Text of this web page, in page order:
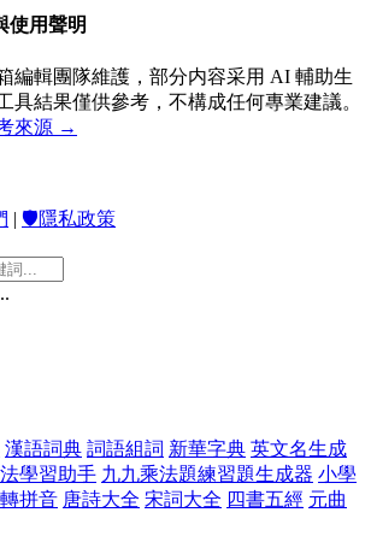
使用聲明
編輯團隊維護，部分内容采用 AI 輔助生
具結果僅供參考，不構成任何專業建議。
來源 →
| 🛡️隱私政策
漢語詞典 詞語組詞 新華字典 英文名生成
學習助手 九九乘法題練習題生成器 小學
拼音 唐詩大全 宋詞大全 四書五經 元曲